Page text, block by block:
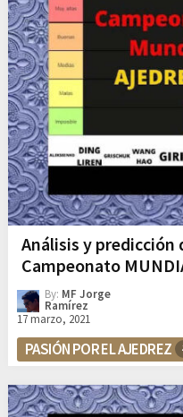
Análisis y predicción
Campeonato
By: MF Jorge
Ramírez
17 marzo, 2021
PASIÓN POR EL AJEDREZ